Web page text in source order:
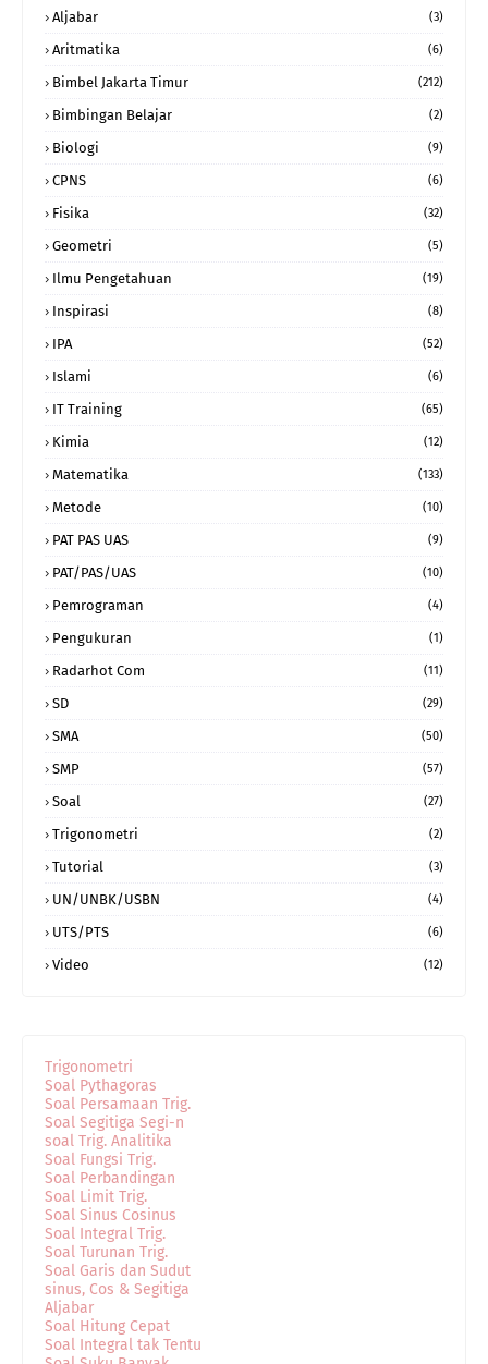
Aljabar (3)
Aritmatika (6)
Bimbel Jakarta Timur (212)
Bimbingan Belajar (2)
Biologi (9)
CPNS (6)
Fisika (32)
Geometri (5)
Ilmu Pengetahuan (19)
Inspirasi (8)
IPA (52)
Islami (6)
IT Training (65)
Kimia (12)
Matematika (133)
Metode (10)
PAT PAS UAS (9)
PAT/PAS/UAS (10)
Pemrograman (4)
Pengukuran (1)
Radarhot Com (11)
SD (29)
SMA (50)
SMP (57)
Soal (27)
Trigonometri (2)
Tutorial (3)
UN/UNBK/USBN (4)
UTS/PTS (6)
Video (12)
Trigonometri
Soal Pythagoras
Soal Persamaan Trig.
Soal Segitiga Segi-n
soal Trig. Analitika
Soal Fungsi Trig.
Soal Perbandingan
Soal Limit Trig.
Soal Sinus Cosinus
Soal Integral Trig.
Soal Turunan Trig.
Soal Garis dan Sudut
sinus, Cos & Segitiga
Aljabar
Soal Hitung Cepat
Soal Integral tak Tentu